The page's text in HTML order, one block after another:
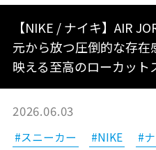
【NIKE / ナイキ】AIR
元から放つ圧倒的な存
映える至高のローカット
2026.06.03
#スニーカー #NIKE
#